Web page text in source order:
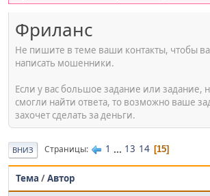
Фриланс
Не пишите в теме ваши контакты, чтобы
написать мошенники.
Если у вас большое задание или задание,
смогли найти ответа, то возможно ваше
захочет сделать за деньги.
ВНИЗ Страницы 1 ... 13 14 15
Тема /Автор